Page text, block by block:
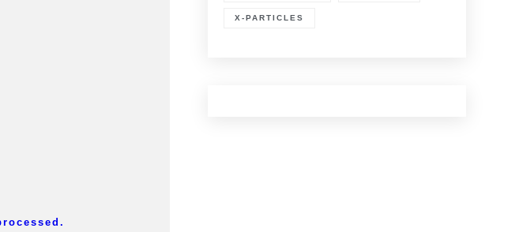
X-PARTICLES